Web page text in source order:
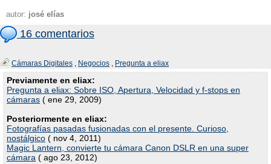
autor: josé elías
16 comentarios
Cámaras Digitales , Negocios , Pregunta a eliax
Previamente en eliax:
Pregunta a eliax: Sobre ISO, Apertura, Velocidad y f-stops en
cámaras ( ene 29, 2009)
Posteriormente en eliax:
Fotografías pasadas fusionadas con el presente. Curioso,
nostálgico ( nov 4, 2011)
Magic Lantern, convierte tu cámara Canon DSLR en una super
cámara ( ago 23, 2012)